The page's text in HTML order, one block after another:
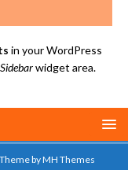
in your WordPress
Sidebarwidget area.
byMH Themes